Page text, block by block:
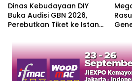
Dinas Kebudayaan DIY
Buka Audisi GBN 2026,
Perebutkan Tiket ke Istana